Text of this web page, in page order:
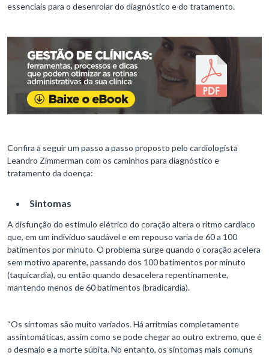
essenciais para o desenrolar do diagnóstico e do tratamento.
Confira a seguir um passo a passo proposto pelo cardiologista
Leandro Zimmerman com os caminhos para diagnóstico e
tratamento da doença:
Sintomas
A disfunção do estímulo elétrico do coração altera o ritmo cardíaco
que, em um indivíduo saudável e em repouso varia de 60 a 100
batimentos por minuto. O problema surge quando o coração acelera
sem motivo aparente, passando dos 100 batimentos por minuto
(taquicardia), ou então quando desacelera repentinamente,
mantendo menos de 60 batimentos (bradicardia).
“Os sintomas são muito variados. Há arritmias completamente
assintomáticas, assim como se pode chegar ao outro extremo, que é
o desmaio e a morte súbita. No entanto, os sintomas mais comuns